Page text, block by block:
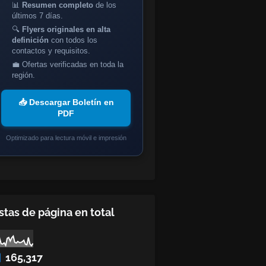
📊 Resumen completo de los
últimos 7 días.
🔍 Flyers originales en alta
definición con todos los
contactos y requisitos.
💼 Ofertas verificadas en toda la
región.
📥 Descargar Boletín en
PDF
Optimizado para lectura móvil e impresión
de página en total
165,317